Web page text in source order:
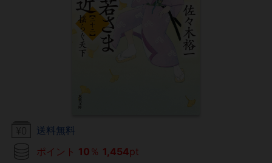
送料無料
ポイント 10 ％ 1,454pt